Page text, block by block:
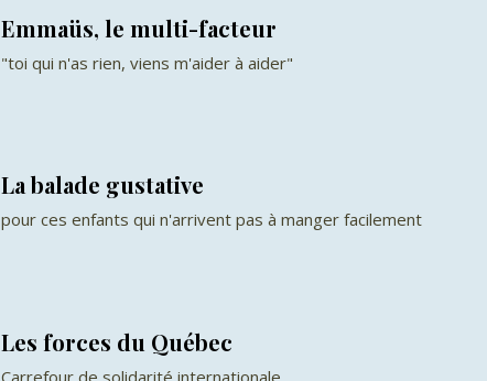
Emmaüs, le multi-facteur
"toi qui n'as rien, viens m'aider à aider"
La balade gustative
pour ces enfants qui n'arrivent pas à manger facilement
Les forces du Québec
Carrefour de solidarité internationale